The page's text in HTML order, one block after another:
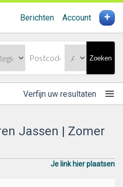
Berichten Account +
Zoeken
Verfijn uw resultaten
Jassen | Zomer
Je link hier plaatsen